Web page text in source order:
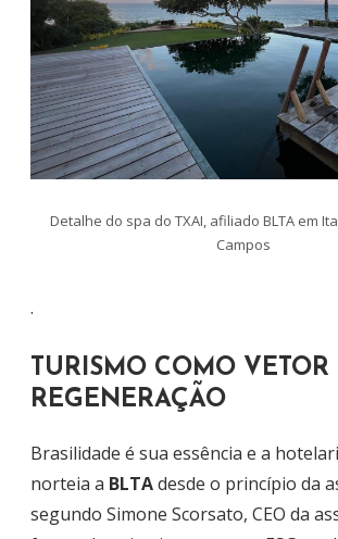
Detalhe do spa do TXAI, afiliado BLTA em
Campos
.
TURISMO COMO VETOR
REGENERAÇÃO
Brasilidade é sua essência e a
norteia a BLTAdesde o princípio da
segundo Simone Scorsato, CEO da